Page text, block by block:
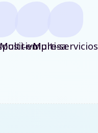
Multi‑servicios